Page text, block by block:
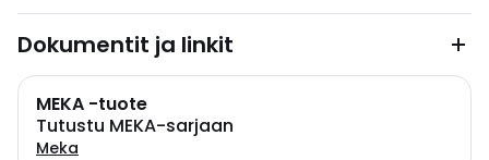
Dokumentit ja linkit
MEKA -tuote
Tutustu MEKA-sarjaan
Meka